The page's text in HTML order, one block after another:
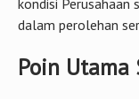
kondisi Perusahaan
dalam perolehan
Poin Utama